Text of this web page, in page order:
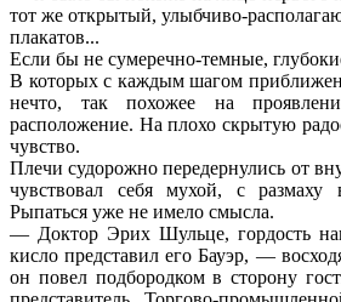
тот же открытый, улыбчиво-
плакатов...
Если бы не сумеречно-темные,
В которых с каждым шагом
нечто, так похожее на
расположение. На плохо скрытую
чувство.
Плечи судорожно передернулись от
чувствовал себя мухой, с размаху
Рыпаться уже не имело смысла.
— Доктор Эрих Шульце, гордость
кисло представил его Бауэр, —
он повел подбородком в сторону